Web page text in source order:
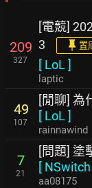
209
327
[電競]
3
置
[ LoL ]
laptic
49
107
[閒聊] 為
[ LoL ]
rainnawind
7
21
[問題] 塗
[ NSwitch
aa08175